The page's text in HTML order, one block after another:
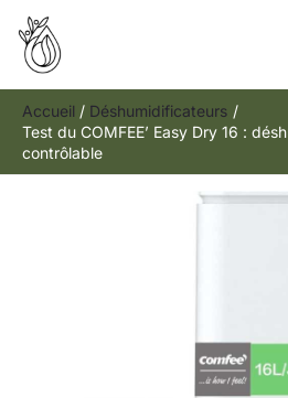
Aller
contenu
Accueil
Déshumidificateurs
Test du COMFEE’ Easy Dry 16 :
contrôlable
Rechercher